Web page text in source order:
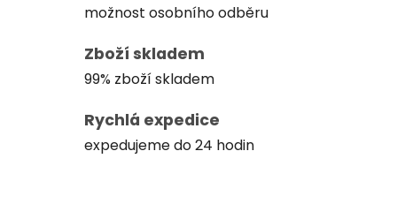
možnost osobního odběru
Zboží skladem
99% zboží skladem
Rychlá expedice
expedujeme do 24 hodin